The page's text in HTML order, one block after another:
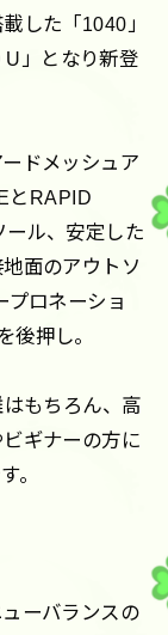
した「1040」
」となり新登
ドメッシュア
とRAPID
ル、安定した
面のアウトソ
プロネーショ
後押し。
もちろん、高
ギナーの方に
。
ーバランスの